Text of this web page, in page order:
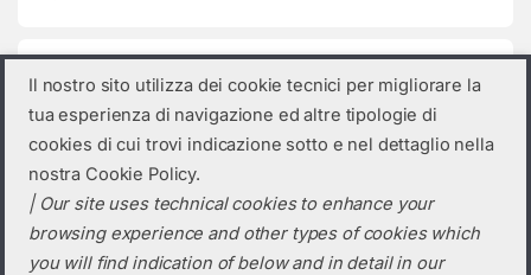
Categorie prodotto
Seleziona una categoria
Il nostro sito utilizza dei cookie tecnici per migliorare la
tua esperienza di navigazione ed altre tipologie di
cookies di cui trovi indicazione sotto e nel dettaglio nella
nostra Cookie Policy.
| Our site uses technical cookies to enhance your
browsing experience and other types of cookies which
you will find indication of below and in detail in our